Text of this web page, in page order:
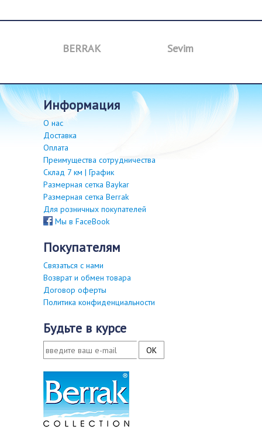
BERRAK Sevim
информация
О нас
Доставка
Оплата
Преимущества сотрудничества
Склад 7 км | График
Размерная сетка Baykar
Размерная сетка Berrak
Для розничных покупателей
Мы в FaceBook
покупателям
Связаться с нами
Возврат и обмен товара
Договор оферты
Политика конфиденциальности
будьте в курсе